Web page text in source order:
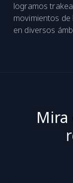
logramos
movimientos
en diversos